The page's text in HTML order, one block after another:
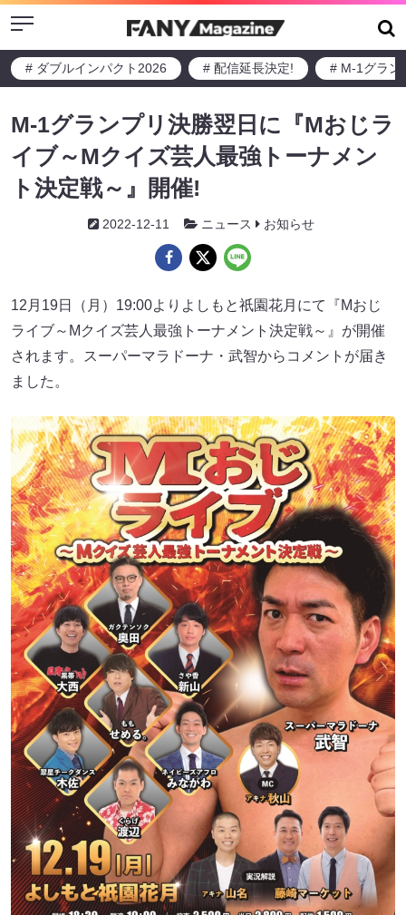
Menu
# ダブルインパクト2026 # 配信延長決定! # M-1グラン
M-1グランプリ決勝翌日に『Mおじラ
イブ～Mクイズ芸人最強トーナメン
ト決定戦～』開催!
2022-12-11 ニュース お知らせ
12月19日（月）19:00よりよしもと祇園花月にて『Mおじ
ライブ～Mクイズ芸人最強トーナメント決定戦～』が開催
されます。スーパーマラドーナ・武智からコメントが届き
ました。